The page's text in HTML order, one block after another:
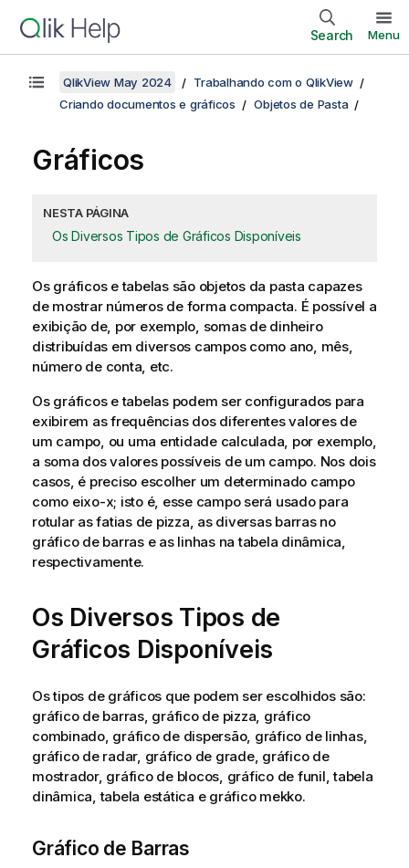
Search Menu
QlikView May 2024
Trabalhando com o QlikView
Criando documentos e gráficos
Objetos de Pasta
Gráficos
NESTA PÁGINA
Os Diversos Tipos de Gráficos Disponíveis
Os gráficos e tabelas são objetos da pasta capazes
de mostrar números de forma compacta. É possível a
exibição de, por exemplo, somas de dinheiro
distribuídas em diversos campos como ano, mês,
número de conta, etc.
Os gráficos e tabelas podem ser configurados para
exibirem as frequências dos diferentes valores de
um campo, ou uma entidade calculada, por exemplo,
a soma dos valores possíveis de um campo. Nos dois
casos, é preciso escolher um determinado campo
como eixo-x; isto é, esse campo será usado para
rotular as fatias de pizza, as diversas barras no
gráfico de barras e as linhas na tabela dinâmica,
respectivamente.
Os Diversos Tipos de
Gráficos Disponíveis
Os tipos de gráficos que podem ser escolhidos são:
gráfico de barras, gráfico de pizza, gráfico
combinado, gráfico de dispersão, gráfico de linhas,
gráfico de radar, gráfico de grade, gráfico de
mostrador, gráfico de blocos, gráfico de funil, tabela
dinâmica, tabela estática e gráfico mekko.
Gráfico de Barras